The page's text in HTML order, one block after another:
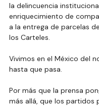
la delincuencia
enriquecimiento de
a la entrega de parcelas
los Carteles.
Vivimos en el México del
hasta que pasa.
Por más que la prensa
más allá, que los partidos